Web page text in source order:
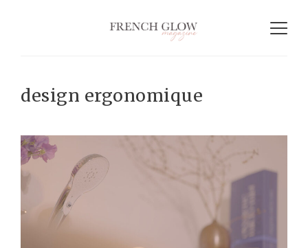
design ergonomique